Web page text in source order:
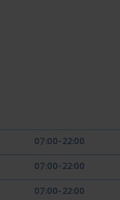
07:00-22:00
07:00-22:00
07:00-22:00